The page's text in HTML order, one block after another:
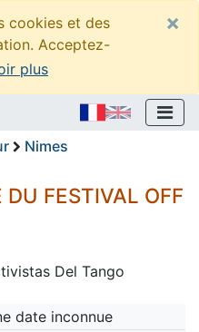
cookies et des
Acceptez-
plus
×
Nimes
FESTIVAL OFF
Del Tango
date inconnue